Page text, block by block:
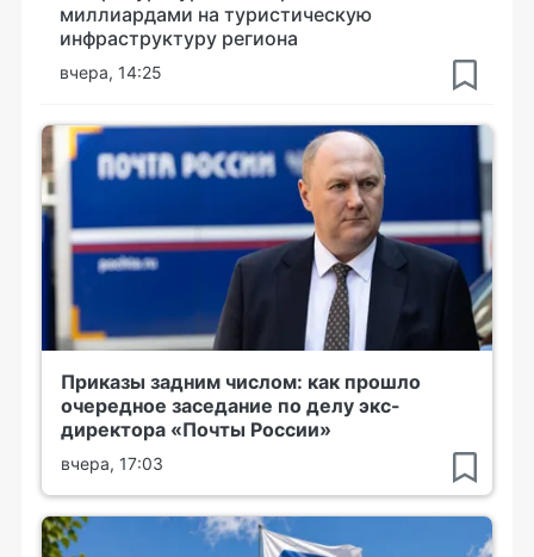
миллиардами на туристическую
инфраструктуру региона
вчера, 14:25
Приказы задним числом: как прошло
очередное заседание по делу экс-
директора «Почты России»
вчера, 17:03